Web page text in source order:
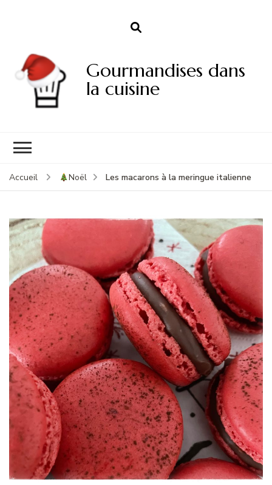
Gourmandises dans
la cuisine
Accueil Noël Les macarons à la meringue italienne